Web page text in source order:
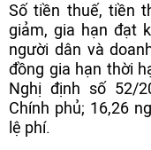
Số tiền thuế, tiền
giảm, gia hạn đạt
người dân và
đồng gia hạn thời
Nghị định số 52/
Chính phủ; 16,26
lệ phí.